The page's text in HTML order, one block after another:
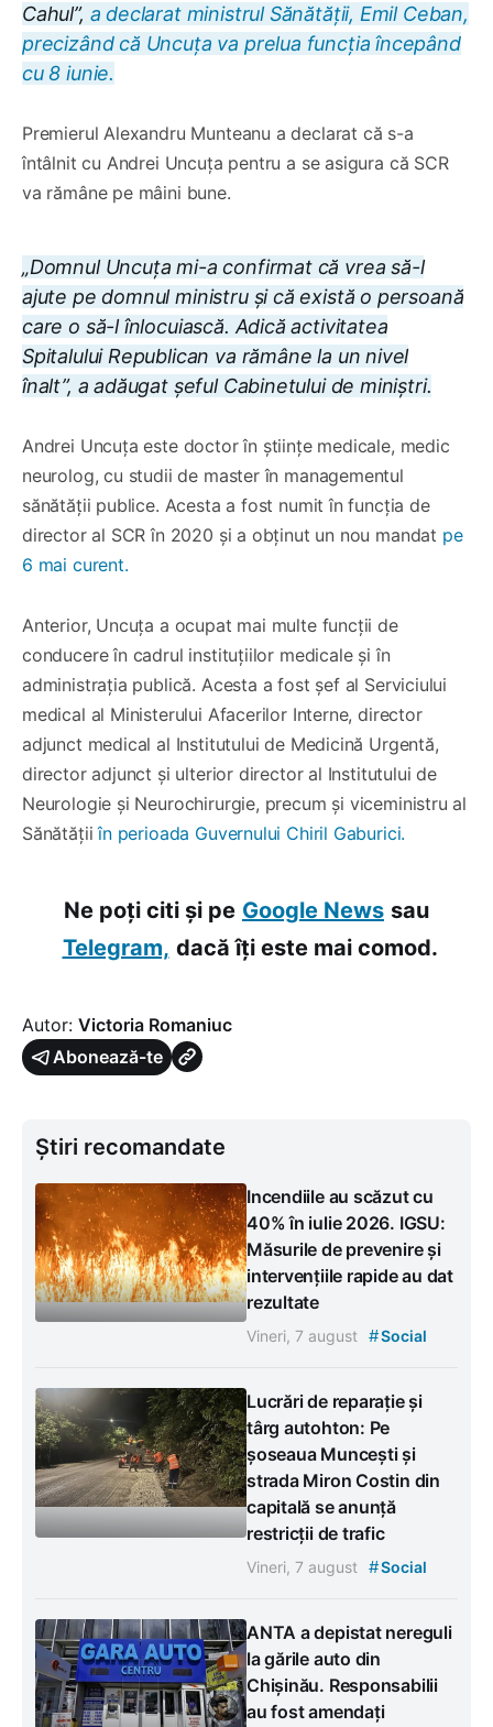
Cahul”, a declarat ministrul Sănătății, Emil Ceban,
precizând că Uncuța va prelua funcția începând
cu 8 iunie.
Premierul Alexandru Munteanu a declarat că s-a
întâlnit cu Andrei Uncuța pentru a se asigura că SCR
va rămâne pe mâini bune.
„Domnul Uncuța mi-a confirmat că vrea să-l
ajute pe domnul ministru și că există o persoană
care o să-l înlocuiască. Adică activitatea
Spitalului Republican va rămâne la un nivel
înalt”, a adăugat șeful Cabinetului de miniștri.
Andrei Uncuța este doctor în științe medicale, medic
neurolog, cu studii de master în managementul
sănătății publice. Acesta a fost numit în funcția de
director al SCR în 2020 și a obținut un nou mandat pe
6 mai curent.
Anterior, Uncuța a ocupat mai multe funcții de
conducere în cadrul instituțiilor medicale și în
administrația publică. Acesta a fost șef al Serviciului
medical al Ministerului Afacerilor Interne, director
adjunct medical al Institutului de Medicină Urgentă,
director adjunct și ulterior director al Institutului de
Neurologie și Neurochirurgie, precum și viceministru al
Sănătățiiîn perioada Guvernului Chiril Gaburici.
Ne poți citi și pe Google News sau
Telegram, dacă îți este mai comod.
Autor: Victoria Romaniuc
Abonează-te
Știri recomandate
Incendiile au scăzut cu
40% în iulie 2026. IGSU:
Măsurile de prevenire și
intervențiile rapide au dat
rezultate
Vineri, 7 august #Social
Lucrări de reparație și
târg autohton: Pe
șoseaua Muncești și
strada Miron Costin din
capitală se anunță
restricții de trafic
Vineri, 7 august #Social
ANTA a depistat nereguli
la gările auto din
Chișinău. Responsabilii
au fost amendați